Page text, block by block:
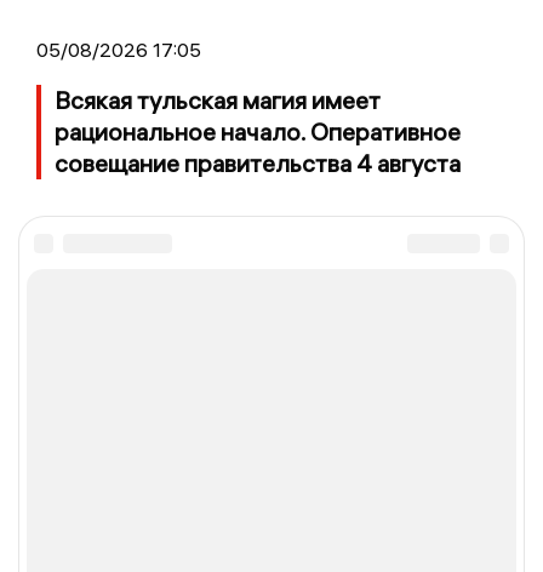
05/08/2026 17:05
Всякая тульская магия имеет
рациональное начало. Оперативное
совещание правительства 4 августа